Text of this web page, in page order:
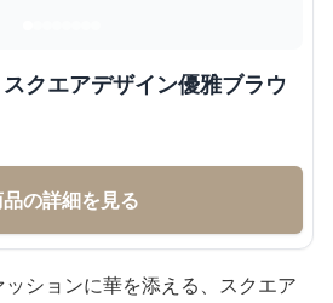
クエアデザイン優雅ブラウ
の詳細を見る
ションに華を添える、スクエア